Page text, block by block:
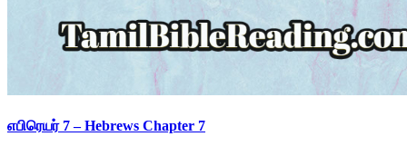
எபிரெயர் 7 – Hebrews Chapter 7